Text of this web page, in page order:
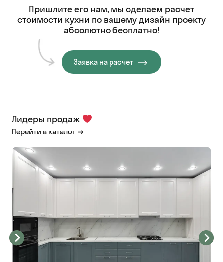
Пришлите его нам, мы сделаем расчет
стоимости кухни по вашему дизайн проекту
абсолютно бесплатно!
Заявка на расчет
Лидеры продаж
Перейти в каталог